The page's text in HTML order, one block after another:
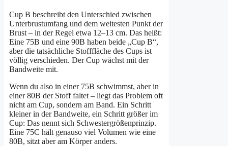
Cup B beschreibt den Unterschied zwischen
Unterbrustumfang und dem weitesten Punkt der
Brust – in der Regel etwa 12–13 cm. Das heißt:
Eine 75B und eine 90B haben beide „Cup B“,
aber die tatsächliche Stofffläche des Cups ist
völlig verschieden. Der Cup wächst mit der
Bandweite mit.
Wenn du also in einer 75B schwimmst, aber in
einer 80B der Stoff faltet – liegt das Problem oft
nicht am Cup, sondern am Band. Ein Schritt
kleiner in der Bandweite, ein Schritt größer im
Cup: Das nennt sich Schwestergrößenprinzip.
Eine 75C hält genauso viel Volumen wie eine
80B, sitzt aber am Körper anders.